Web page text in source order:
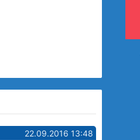
22.09.2016 13:48